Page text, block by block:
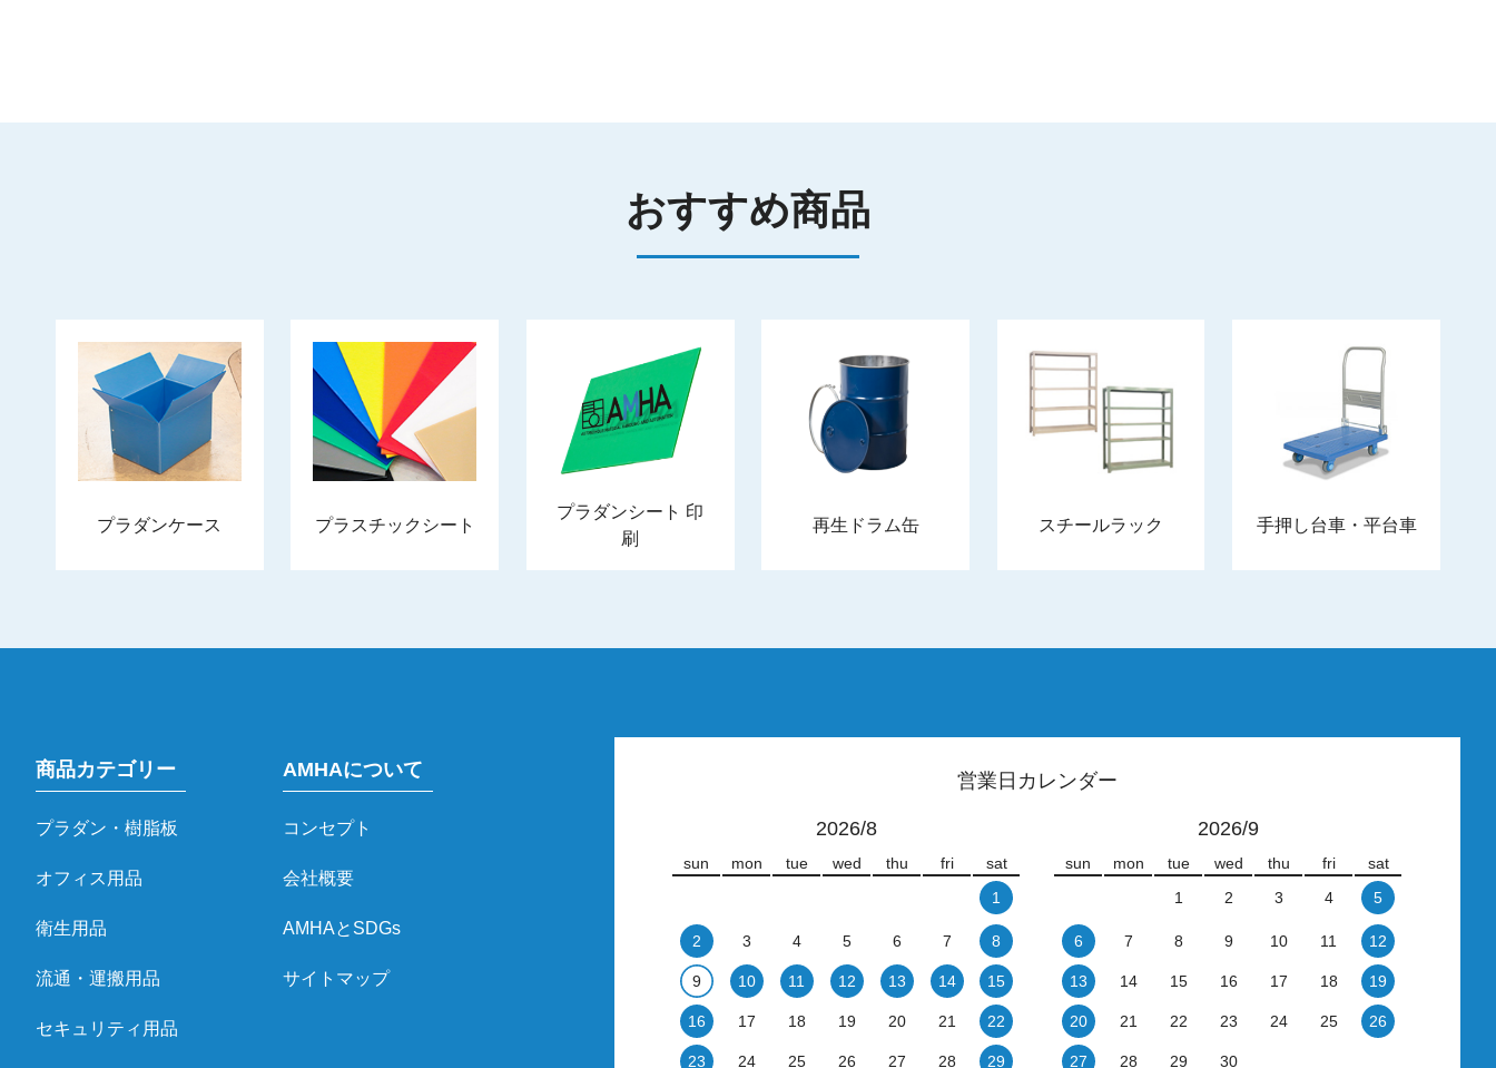
おすすめ商品
プラダンケース プラスチックシート
プラダンシート 印
刷
再生ドラム缶 スチールラック 手押し台車・平台車
商品カテゴリー
プラダン・樹脂板
オフィス用品
衛生用品
流通・運搬用品
セキュリティ用品
AMHAについて
コンセプト
会社概要
AMHAとSDGs
サイトマップ
営業日カレンダー
2026/8
sun mon tue wed thu fri
sat
1
2 3 4 5 6 7 8
9 10 11 12 13 14 15
16 17 18 19 20 21 22
23 24 25 26 27 28 29
2026/9
sun mon tue wed thu fri
sat
1
2 3 4 5
6 7 8 9 10 11 12
13 14 15 16 17 18 19
20 21 22 23 24 25 26
27 28 29 30